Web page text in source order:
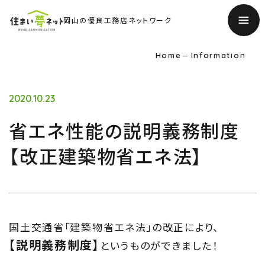
岡山の優良工務店ネットワーク
Home Information
2020.10.23
省エネ性能の説明義務制度
【改正建築物省エネ法】
国土交通省「建築物省エネ法」の改正により、
【説明義務制度】 というものができました！